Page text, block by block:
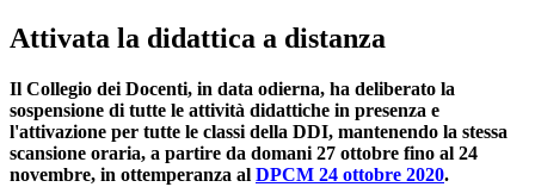
Attivata la didattica a distanza
Il Collegio dei Docenti, in data odierna, ha deliberato la
sospensione di tutte le attività didattiche in presenza e
l'attivazione per tutte le classi della DDI, mantenendo la stessa
scansione oraria, a partire da domani 27 ottobre fino al 24
novembre, in ottemperanza al DPCM 24 ottobre 2020.